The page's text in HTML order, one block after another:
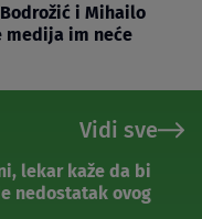
i Mihailo
medija im neće
Vidi sve
lekar kaže da bi
nedostatak ovog